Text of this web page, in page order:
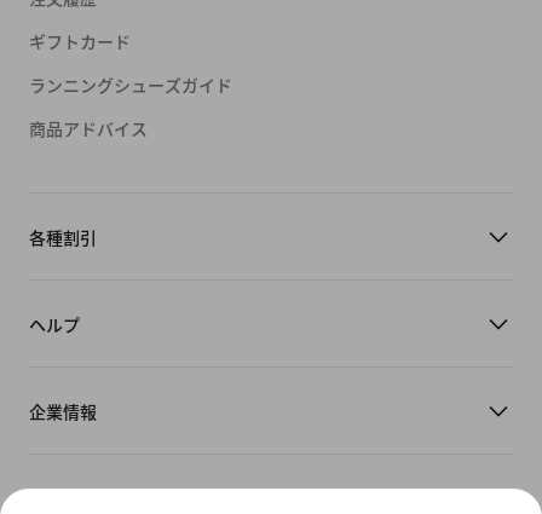
ギフトカード
ランニングシューズガイド
商品アドバイス
各種割引
ヘルプ
企業情報
日本